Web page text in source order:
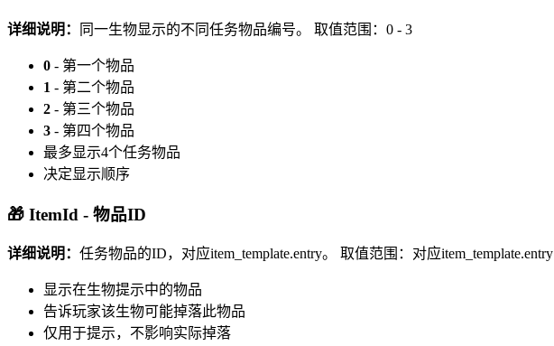
详细说明： 同一生物显示的不同任务物品编号。 取值范围：0 - 3
0 - 第一个物品
1 - 第二个物品
2 - 第三个物品
3 - 第四个物品
最多显示4个任务物品
决定显示顺序
🎁 ItemId - 物品ID
详细说明： 任务物品的ID，对应item_template.entry。 取值范围：对应item_template.entry
显示在生物提示中的物品
告诉玩家该生物可能掉落此物品
仅用于提示，不影响实际掉落